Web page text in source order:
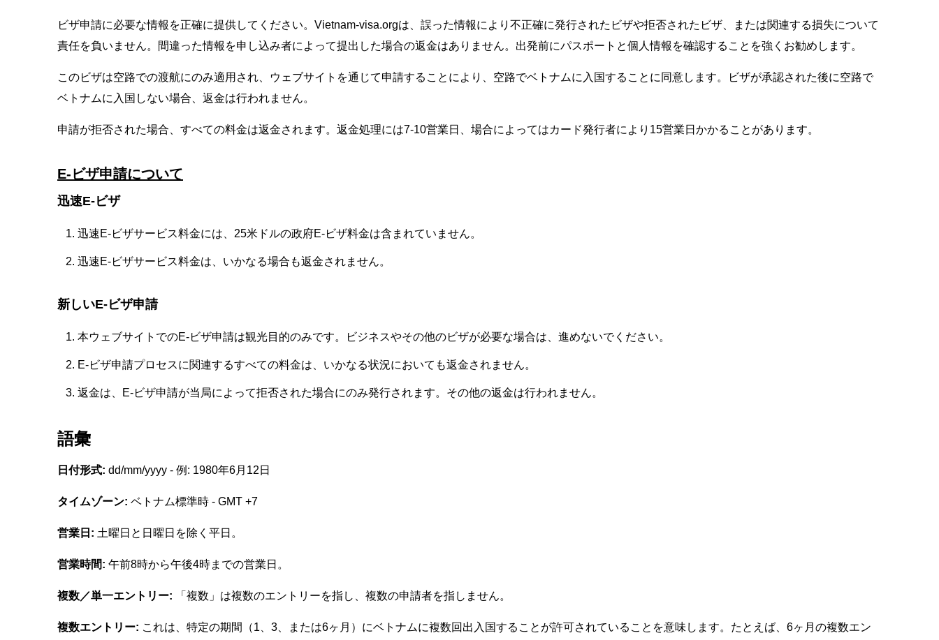
ビザ申請に必要な情報を正確に提供してください。Vietnam-visa.orgは、誤った情報により不正確に発行されたビザや拒否されたビザ、または関連する損失について
責任を負いません。間違った情報を申し込み者によって提出した場合の返金はありません。出発前にパスポートと個人情報を確認することを強くお勧めします。
このビザは空路での渡航にのみ適用され、ウェブサイトを通じて申請することにより、空路でベトナムに入国することに同意します。ビザが承認された後に空路で
ベトナムに入国しない場合、返金は行われません。
申請が拒否された場合、すべての料金は返金されます。返金処理には7-10営業日、場合によってはカード発行者により15営業日かかることがあります。
E-ビザ申請について
迅速E-ビザ
迅速E-ビザサービス料金には、25米ドルの政府E-ビザ料金は含まれていません。
迅速E-ビザサービス料金は、いかなる場合も返金されません。
新しいE-ビザ申請
本ウェブサイトでのE-ビザ申請は観光目的のみです。ビジネスやその他のビザが必要な場合は、進めないでください。
E-ビザ申請プロセスに関連するすべての料金は、いかなる状況においても返金されません。
返金は、E-ビザ申請が当局によって拒否された場合にのみ発行されます。その他の返金は行われません。
語彙
日付形式: dd/mm/yyyy - 例: 1980年6月12日
タイムゾーン: ベトナム標準時 - GMT +7
営業日: 土曜日と日曜日を除く平日。
営業時間: 午前8時から午後4時までの営業日。
複数／単一エントリー: 「複数」は複数のエントリーを指し、複数の申請者を指しません。
複数エントリー: これは、特定の期間（1、3、または6ヶ月）にベトナムに複数回出入国することが許可されていることを意味します。たとえば、6ヶ月の複数エン